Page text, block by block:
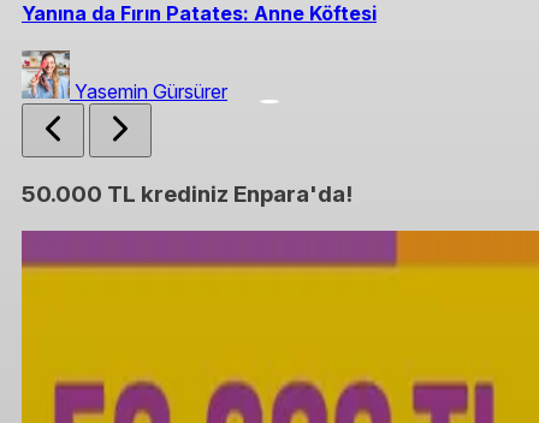
Yanına da Fırın Patates: Anne Köftesi
Yasemin Gürsürer
50.000 TL krediniz Enpara'da!